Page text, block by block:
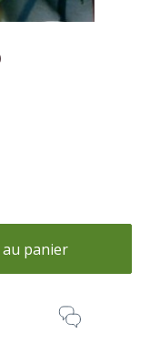
panier